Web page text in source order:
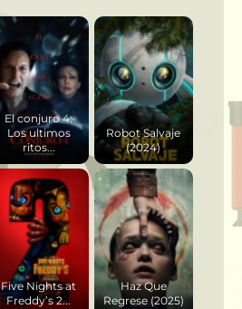
El conjuro 4:
Los ultimos
ritos...
Robot Salvaje
(2024)
Five Nights at
Freddy’s 2...
Haz Que
Regrese (2025)